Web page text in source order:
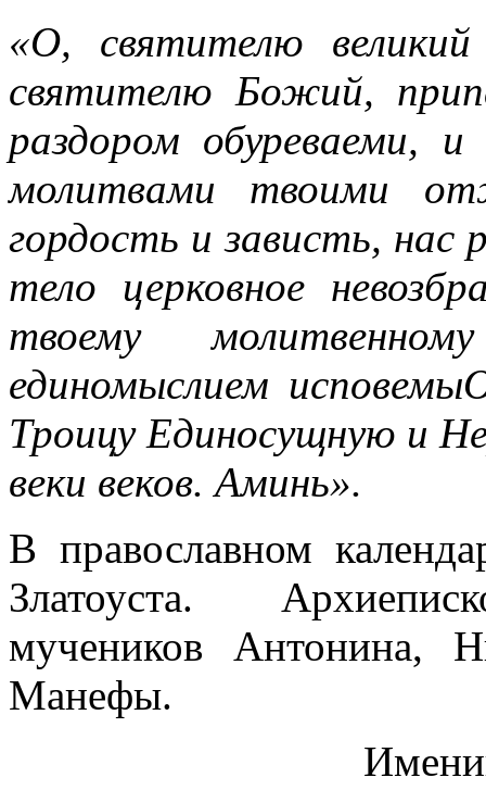
«О, святителю
святителю Божий,
раздором обуреваеми,
молитвами твоими
гордость и зависть, нас
тело церковное
твоему
единомыслием
Троицу Единосущную и
веки веков. Аминь».
В православном
Златоуста.
мучеников Антонина,
Манефы.